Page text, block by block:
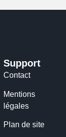
Support
Contact
Mentions
légales
Plan de site